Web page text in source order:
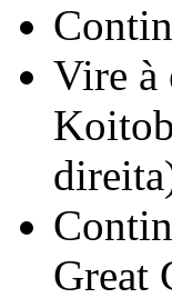
Vire à
Great